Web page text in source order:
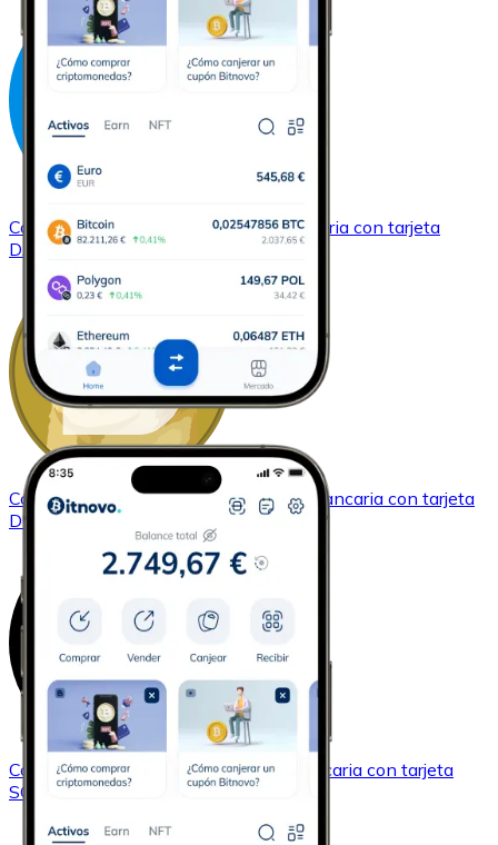
ComprarDash con transferencia bancaria con tarjeta
DASH
ComprarDogecoincon transferencia bancaria con tarjeta
DOGE
ComprarSolana con transferencia bancaria con tarjeta
SOL